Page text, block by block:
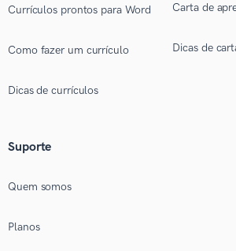
Currículos prontos para Word
Como fazer um currículo
Dicas de currículos
Carta de
Dicas de
Suporte
Quem somos
Planos